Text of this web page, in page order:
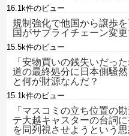
16.1k件のビュー
規制強化で他国から譲歩
国がサプライチェーン変
15.5k件のビュー
「安物買いの銭失いだっ
道の最終処分に日本側騒
と何が財源なんだ？
15.1k件のビュー
「マスコミの立ち位置の
テ大越キャスターの台詞
を同列視させようという